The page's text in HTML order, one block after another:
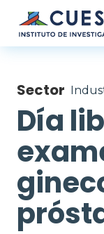
Pasar al contenido
Sector
Día